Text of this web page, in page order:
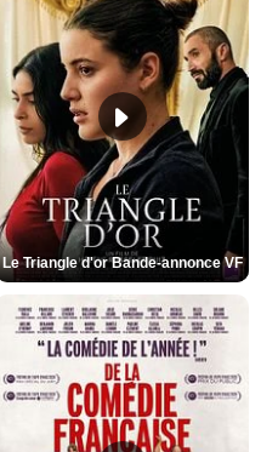
Le Triangle d'or Bande-annonce VF